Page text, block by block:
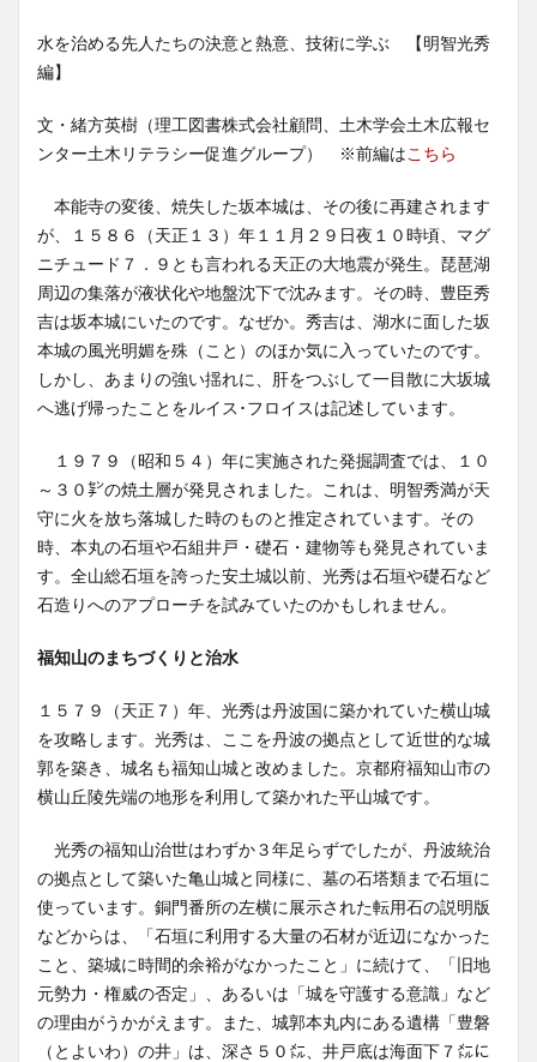
水を治める先人たちの決意と熱意、技術に学ぶ 【明智光秀
編】
文・緒方英樹（理工図書株式会社顧問、土木学会土木広報セ
ンター土木リテラシー促進グループ） ※前編はこちら
本能寺の変後、焼失した坂本城は、その後に再建されます
が、１５８６（天正１３）年１１月２９日夜１０時頃、マグ
ニチュード７．９とも言われる天正の大地震が発生。琵琶湖
周辺の集落が液状化や地盤沈下で沈みます。その時、豊臣秀
吉は坂本城にいたのです。なぜか。秀吉は、湖水に面した坂
本城の風光明媚を殊（こと）のほか気に入っていたのです。
しかし、あまりの強い揺れに、肝をつぶして一目散に大坂城
へ逃げ帰ったことをルイス･フロイスは記述しています。
１９７９（昭和５４）年に実施された発掘調査では、１０
～３０㌢の焼土層が発見されました。これは、明智秀満が天
守に火を放ち落城した時のものと推定されています。その
時、本丸の石垣や石組井戸・礎石・建物等も発見されていま
す。全山総石垣を誇った安土城以前、光秀は石垣や礎石など
石造りへのアプローチを試みていたのかもしれません。
福知山のまちづくりと治水
１５７９（天正７）年、光秀は丹波国に築かれていた横山城
を攻略します。光秀は、ここを丹波の拠点として近世的な城
郭を築き、城名も福知山城と改めました。京都府福知山市の
横山丘陵先端の地形を利用して築かれた平山城です。
光秀の福知山治世はわずか３年足らずでしたが、丹波統治
の拠点として築いた亀山城と同様に、墓の石塔類まで石垣に
使っています。銅門番所の左横に展示された転用石の説明版
などからは、「石垣に利用する大量の石材が近辺になかった
こと、築城に時間的余裕がなかったこと」に続けて、「旧地
元勢力・権威の否定」、あるいは「城を守護する意識」など
の理由がうかがえます。また、城郭本丸内にある遺構「豊磐
（とよいわ）の井」は、深さ５０㍍、井戸底は海面下７㍍に